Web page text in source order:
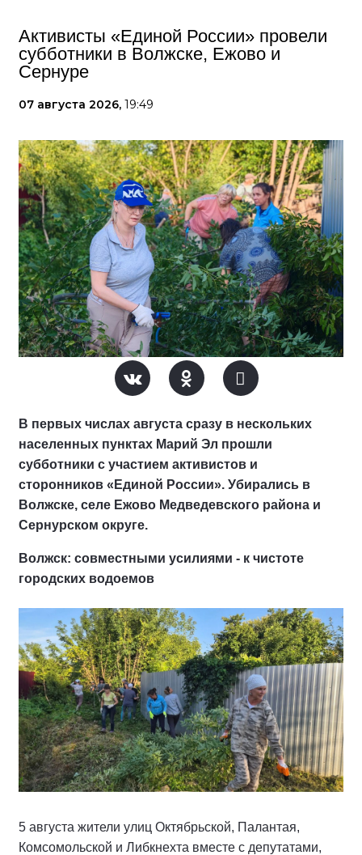
Активисты «Единой России» провели
субботники в Волжске, Ежово и
Сернуре
07 августа 2026, 19:49
В первых числах августа сразу в нескольких
населенных пунктах Марий Эл прошли
субботники с участием активистов и
сторонников «Единой России». Убирались в
Волжске, селе Ежово Медведевского района и
Сернурском округе.
Волжск: совместными усилиями - к чистоте
городских водоемов
5 августа жители улиц Октябрьской, Палантая,
Комсомольской и Либкнехта вместе с депутатами,